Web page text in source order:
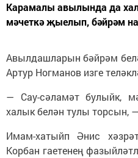
Карамалы авылында да
мәчеткә җыелып, бәйрәм
Авылдашларын бәйрәм
Артур Ногманов изге
— Сау-сәламәт булыйк,
халык белән тулы торсын,
Имам-хатыйп Әнис
Корбан гаетенең